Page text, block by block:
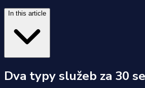
In this article
Dva typy služeb za 30